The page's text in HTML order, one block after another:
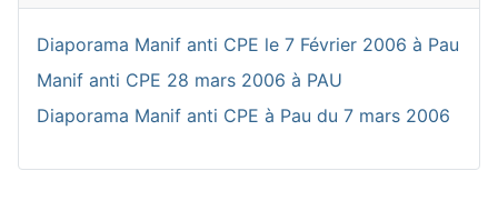
Diaporama Manif anti CPE le 7 Février 2006 à Pau
Manif anti CPE 28 mars 2006 à PAU
Diaporama Manif anti CPE à Pau du 7 mars 2006